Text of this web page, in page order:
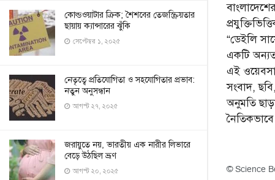
কোল্ডওয়াটার ক্রিক; শৈশবের তেজস্ক্রিয়তার
ছায়ায় ক্যান্সারের ঝুঁকি
সেপ্টেম্বর ১, ২০২৫
নেতৃত্বে প্রতিযোগিতা ও সহযোগিতার প্রভাব:
নতুন অনুসন্ধান
আগস্ট ২৭, ২০২৫
জরায়ুতে নয়, ভারতীয় এক নারীর লিভারে
বেড়ে উঠছিল ভ্রূণ
আগস্ট ২০, ২০২৫
“ডেইলি
একটি
এই
সংবাদ,
অনুমতি
© Science